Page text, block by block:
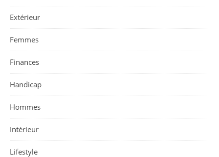
Extérieur
Femmes
Finances
Handicap
Hommes
Intérieur
Lifestyle